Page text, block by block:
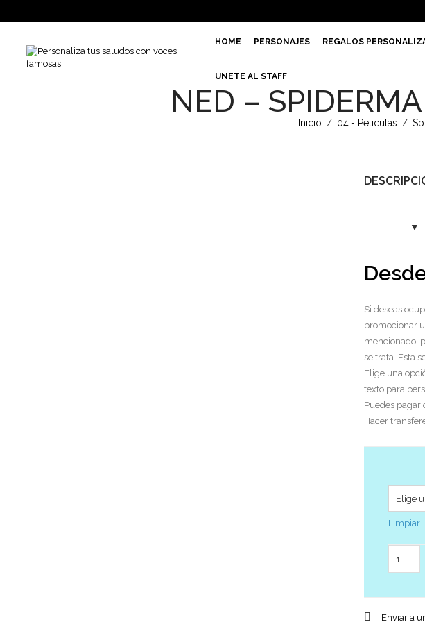
HOME PERSONAJES REGALOS
UNETE AL STAFF
NED –
Inicio / 04.- Peliculas /
Si deseas
promocionar
mencionado,
se trata. Esta
Elige una
texto para
Puedes pagar
Hacer
Limpiar
Enviar a